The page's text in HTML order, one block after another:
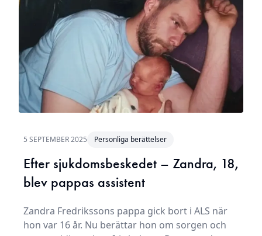
5 SEPTEMBER 2025 Personliga berättelser
Efter sjukdomsbeskedet – Zandra, 18,
blev pappas assistent
Zandra Fredrikssons pappa gick bort i ALS när
hon var 16 år. Nu berättar hon om sorgen och